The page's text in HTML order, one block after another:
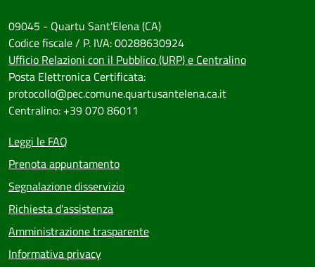
09045 - Quartu Sant'Elena (CA)
Codice fiscale / P. IVA: 00288630924
Ufficio Relazioni con il Pubblico (URP) e Centralino
Posta Elettronica Certificata:
protocollo@pec.comune.quartusantelena.ca.it
Centralino: +39 070 86011
Leggi le FAQ
Prenota appuntamento
Segnalazione disservizio
Richiesta d'assistenza
Amministrazione trasparente
Informativa privacy